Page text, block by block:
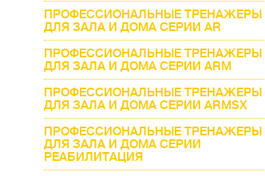
ПРОФЕССИОНАЛЬНЫЕ ТРЕНАЖЕРЫ
ДЛЯ ЗАЛА И ДОМА СЕРИИ AR
ПРОФЕССИОНАЛЬНЫЕ ТРЕНАЖЕРЫ
ДЛЯ ЗАЛА И ДОМА СЕРИИ ARM
ПРОФЕССИОНАЛЬНЫЕ ТРЕНАЖЕРЫ
ДЛЯ ЗАЛА И ДОМА СЕРИИ ARMSX
ПРОФЕССИОНАЛЬНЫЕ ТРЕНАЖЕРЫ
ДЛЯ ЗАЛА И ДОМА СЕРИИ
РЕАБИЛИТАЦИЯ